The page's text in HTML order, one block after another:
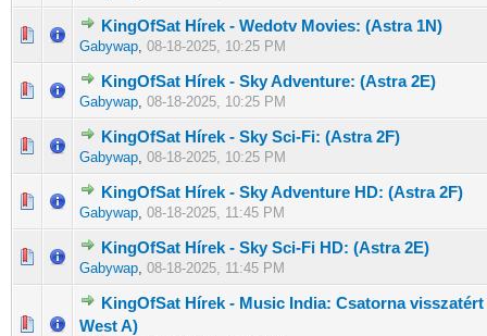
KingOfSat Hírek - Wedotv Movies: (Astra 1N)
Gabywap, 08-18-2025, 10:25 PM
0 Szavazat - 0 / 5 átlagban
12345
KingOfSat Hírek - Sky Adventure: (Astra 2E)
Gabywap, 08-18-2025, 10:25 PM
0 Szavazat - 0 / 5 átlagban
1234 5
KingOfSat Hírek - Sky Sci-Fi: (Astra 2F)
Gabywap, 08-18-2025, 10:25 PM
0 Szavazat - 0 / 5 átlagban
1234 5
KingOfSat Hírek - Sky Adventure HD: (Astra 2F)
Gabywap, 08-18-2025, 11:45 PM
0 Szavazat - 0 / 5 átlagban
1234 5
KingOfSat Hírek - Sky Sci-Fi HD: (Astra 2E)
Gabywap, 08-18-2025, 11:45 PM
0 Szavazat - 0 / 5 átlagban
1234 5
KingOfSat Hírek - Music India: Csatorna visszatért
West A)